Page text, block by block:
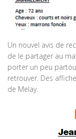
Un nouvel avis de
de le partager au
porter un peu
retrouver. Des
de Melay.